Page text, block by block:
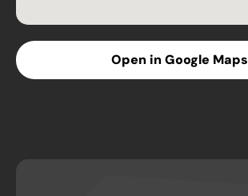
Open in Google Maps